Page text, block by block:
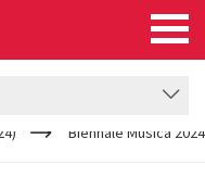
Biennale Musica 2024